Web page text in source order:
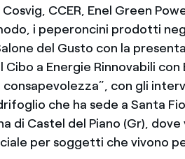
CCER, Enel Green
i peperoncini prodotti
del Gusto con la
Cibo a Energie Rinnovabili
con gli
che ha sede a Santa
di Castel del Piano (Gr),
per soggetti che vivono